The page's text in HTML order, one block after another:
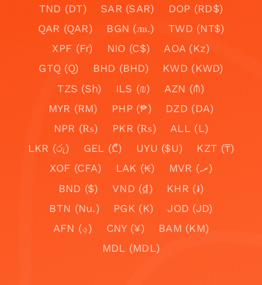
TND (DT)
SAR (SAR)
DOP (RD$)
QAR (QAR)
BGN (лв.)
TWD (NT$)
XPF (Fr)
NIO (C$)
AOA (Kz)
GTQ (Q)
BHD (BHD)
KWD (KWD)
TZS (Sh)
ILS (₪)
AZN (₼)
MYR (RM)
PHP (₱)
DZD (DA)
NPR (₨)
PKR (₨)
ALL (L)
LKR (රු)
GEL (₾) UYU ($U)
KZT (₸)
XOF (CFA)
LAK (₭)
MVR (.ރ)
BND ($)
VND (₫)
KHR (៛)
BTN (Nu.)
PGK (K)
JOD (JD)
AFN (؋)
CNY (¥)
BAM (KM)
MDL (MDL)